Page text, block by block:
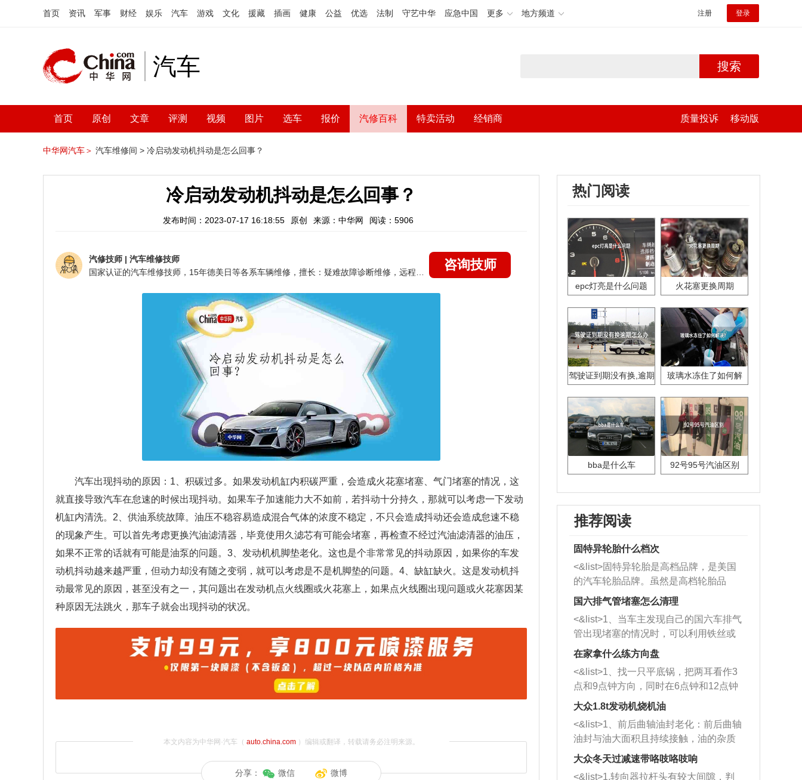
首页 资讯 军事 财经 娱乐 汽车 游戏 文化 援藏 插画 健康 公益 优选 法制 守艺中华 应急中国 更多 地方频道 注册 登录
汽车 搜索
首页 原创 文章 评测 视频 图片 选车 报价 汽修百科 特卖活动 经销商 质量投诉 移动版
中华网汽车＞ 汽车维修间 > 冷启动发动机抖动是怎么回事？
冷启动发动机抖动是怎么回事？
发布时间：2023-07-17 16:18:55 原创 来源：中华网 阅读：5906
汽修技师 | 汽车维修技师
咨询技师
汽车出现抖动的原因：1、积碳过多。如果发动机缸内积碳严重，会造成火花塞堵塞、气门堵塞的情况，这
就直接导致汽车在怠速的时候出现抖动。如果车子加速能力大不如前，若抖动十分持久，那就可以考虑一下发动
机缸内清洗。2、供油系统故障。油压不稳容易造成混合气体的浓度不稳定，不只会造成抖动还会造成怠速不稳
的现象产生。可以首先考虑更换汽油滤清器，毕竟使用久滤芯有可能会堵塞，再检查不经过汽油滤清器的油压，
如果不正常的话就有可能是油泵的问题。3、发动机机脚垫老化。这也是个非常常见的抖动原因，如果你的车发
动机抖动越来越严重，但动力却没有随之变弱，就可以考虑是不是机脚垫的问题。4、缺缸缺火。这是发动机抖
动最常见的原因，甚至没有之一，其问题出在发动机点火线圈或火花塞上，如果点火线圈出现问题或火花塞因某
种原因无法跳火，那车子就会出现抖动的状况。
本文内容为中华网·汽车（ auto.china.com）编辑或翻译，转载请务必注明来源。
分享： 微信 微博
热门阅读
epc灯亮是什么问题 火花塞更换周期
驾驶证到期没有换,逾期
玻璃水冻住了如何解
bba是什么车 92号95号汽油区别
推荐阅读
固特异轮胎什么档次
<&list>固特异轮胎是高档品牌，是美国
的汽车轮胎品牌。虽然是高档轮胎品
牌，但是中高低端的轮胎都有生产，这
也是为了更好的开拓市场。
国六排气管堵塞怎么清理
<&list>1、当车主发现自己的国六车排气
管出现堵塞的情况时，可以利用铁丝或
者是细棍，直接将杂物给取出来，如果
堵塞情况比较严重，也可以采取应急措
施。 <&list>2、直接利用木棍将所有的
杂物推到排气管里面的位置处，然后将
三元催化器拆解开，就可以将堵塞的东
西取出来。但如果是因为积碳过多引起
的堵塞，就需要将三元催化器泡在草酸
洗剂对堵塞的情况得到解决，将清洗剂
放在燃油箱中，与燃油混合后，车辆启
在家拿什么练方向盘
<&list>1、找一只平底锅，把两耳看作3
点和9点钟方向，同时在6点钟和12点钟
方向做一个标记。 <&list>2、双手握住
一圈半的练习，往右同样也要打相同的
圈数。 <&list>3、最后强调要反复练
习，这样就可以形成肌肉记忆，在真实
驾驶车辆时，不需要记忆也能打好方
大众1.8t发动机烧机油
<&list>1、前后曲轴油封老化：前后曲轴
油封与油大面积且持续接触，油的杂质
和发动机内持续温度变化使其密封效果
逐渐减弱，导致渗油或漏油。<&list>2、
大众冬天过减速带咯吱咯吱响
<&list>1.转向器拉杆头有较大间隙，判